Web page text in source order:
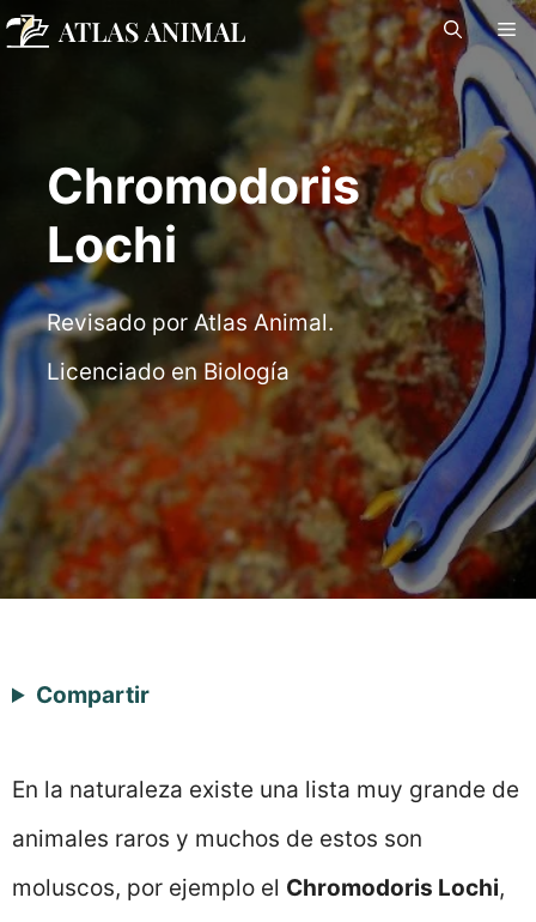
Saltar
Chromodoris
Lochi
Revisado por Atlas Animal.
Licenciado en Biología
Compartir
En la naturaleza existe una lista muy grande de
animales raros y muchos de estos son
moluscos, por ejemplo el Chromodoris Lochi,